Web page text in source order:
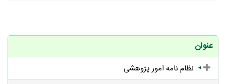
عنوان
نظام نامه امور پژوهشی